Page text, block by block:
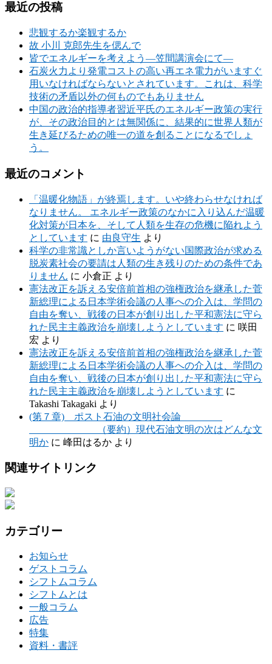
最近の投稿
悲観するか楽観するか
故 小川 克郎先生を偲んで
皆でエネルギーを考えよう―笠間講演会にて―
石炭火力より発電コストの高い再エネ電力がいますぐ
用いなければならないとされています。これは、科学
技術の矛盾以外の何ものでもありません
中国の政治的指導者習近平氏のエネルギー政策の実行
が、その政治目的とは無関係に、結果的に世界人類が
生き延びるための唯一の道を創ることになるでしょ
う。
最近のコメント
「温暖化物語」が終焉します。いや終わらせなければ
なりません。 エネルギー政策のなかに入り込んだ温暖
化対策が日本を、そして人類を生存の危機に陥れよう
としています に 由良守生 より
科学の非常識としか言いようがない国際政治が求める
脱炭素社会の要請は人類の生き残りのための条件であ
りません に 小倉正 より
憲法改正を訴える安倍前首相の強権政治を継承した菅
新総理による日本学術会議の人事への介入は、学問の
自由を奪い、戦後の日本が創り出した平和憲法に守ら
れた民主主義政治を崩壊しようとしています に 咲田
宏 より
憲法改正を訴える安倍前首相の強権政治を継承した菅
新総理による日本学術会議の人事への介入は、学問の
自由を奪い、戦後の日本が創り出した平和憲法に守ら
れた民主主義政治を崩壊しようとしています に
Takashi Takagaki より
(第７章) ポスト石油の文明社会論
（要約）現代石油文明の次はどんな文
明か に 峰田はるか より
関連サイトリンク
カテゴリー
お知らせ
ゲストコラム
シフトムコラム
シフトムとは
一般コラム
広告
特集
資料・書評